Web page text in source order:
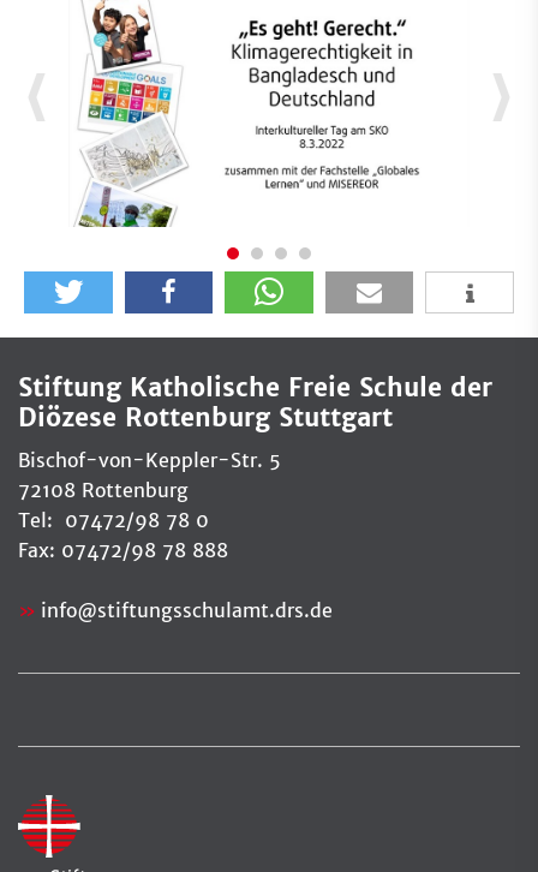
Stiftung Katholische Freie Schule der
Diözese Rottenburg Stuttgart
Bischof-von-Keppler-Str. 5
72108 Rottenburg
Tel: 07472/98 78 0
Fax: 07472/98 78 888
info@stiftungsschulamt.drs.de